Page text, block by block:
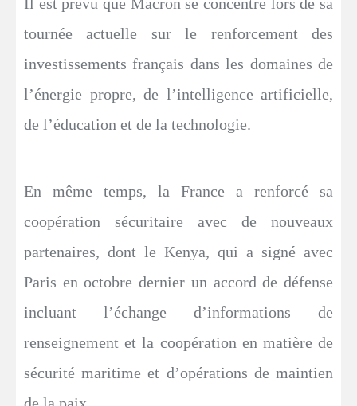
tournée actuelle sur le renforcement des
investissements français dans les domaines de
l’énergie propre, de l’intelligence artificielle,
de l’éducation et de la technologie.
En même temps, la France a renforcé sa
coopération sécuritaire avec de nouveaux
partenaires, dont le Kenya, qui a signé avec
Paris en octobre dernier un accord de défense
incluant l’échange d’informations de
renseignement et la coopération en matière de
sécurité maritime et d’opérations de maintien